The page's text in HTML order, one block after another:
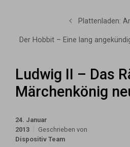
Plattenladen:
Der Hobbit – Eine lang
Ludwig II – Das
Märchenkönig
24. Januar
2013
Geschrieben von
Dispositiv Team